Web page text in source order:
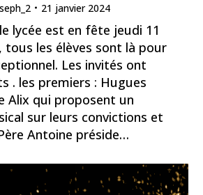
21 janvier 2024
lycée est en fête jeudi 11
tous les élèves sont là pour
Les invités ont
. les premiers : Hugues
Alix qui proposent un
sur leurs convictions et
Antoine préside…